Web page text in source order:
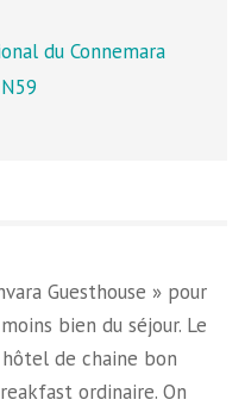
du Connemara
Guesthouse » pour
bien du séjour. Le
de chaine bon
ordinaire. On